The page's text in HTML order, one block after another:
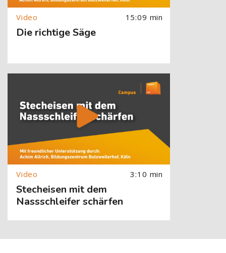
15:09 min
Die richtige Säge
[Cocoon] About (Text with Image) überspringen
3:10 min
Stecheisen mit dem
Nassschleifer schärfen